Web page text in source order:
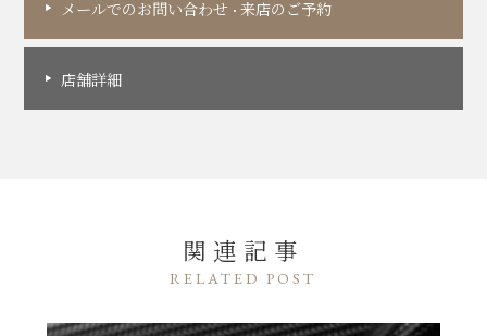
メールでのお問い合わせ ・来店のご予約
店舗詳細
関連記事
RELATED POST